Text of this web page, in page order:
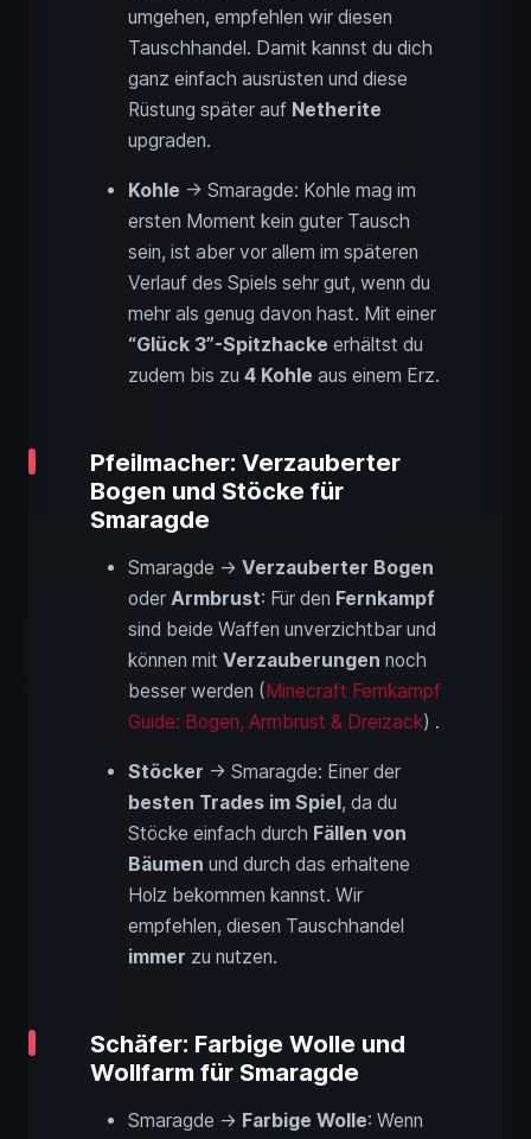
umgehen, empfehlen wir diesen
Tauschhandel. Damit kannst du dich
ganz einfach ausrüsten und diese
Rüstung später auf Netherite
upgraden.
Kohle → Smaragde: Kohle mag im
ersten Moment kein guter Tausch
sein, ist aber vor allem im späteren
Verlauf des Spiels sehr gut, wenn du
mehr als genug davon hast. Mit einer
“Glück 3”-Spitzhacke erhältst du
zudem bis zu 4 Kohle aus einem Erz.
Pfeilmacher: Verzauberter
Bogen und Stöcke für
Smaragde
Smaragde → Verzauberter Bogen
oder Armbrust: Für den Fernkampf
sind beide Waffen unverzichtbar und
können mit Verzauberungen noch
besser werden (Minecraft Fernkampf
Guide: Bogen, Armbrust & Dreizack) .
Stöcker → Smaragde: Einer der
besten Trades im Spiel, da du
Stöcke einfach durch Fällen von
Bäumen und durch das erhaltene
Holz bekommen kannst. Wir
empfehlen, diesen Tauschhandel
immer zu nutzen.
Schäfer: Farbige Wolle und
Wollfarm für Smaragde
Smaragde → Farbige Wolle: Wenn